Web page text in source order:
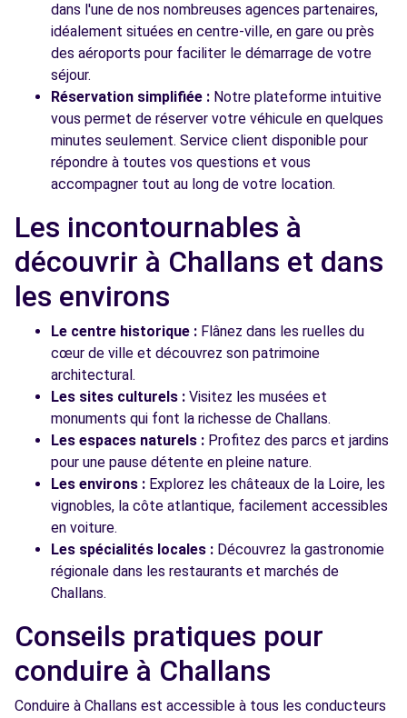
dans l'une de nos nombreuses agences partenaires,
idéalement situées en centre-ville, en gare ou près
des aéroports pour faciliter le démarrage de votre
séjour.
Réservation simplifiée : Notre plateforme intuitive
vous permet de réserver votre véhicule en quelques
minutes seulement. Service client disponible pour
répondre à toutes vos questions et vous
accompagner tout au long de votre location.
Les incontournables à
découvrir à Challans et dans
les environs
Le centre historique : Flânez dans les ruelles du
cœur de ville et découvrez son patrimoine
architectural.
Les sites culturels : Visitez les musées et
monuments qui font la richesse de Challans.
Les espaces naturels : Profitez des parcs et jardins
pour une pause détente en pleine nature.
Les environs : Explorez les châteaux de la Loire, les
vignobles, la côte atlantique, facilement accessibles
en voiture.
Les spécialités locales : Découvrez la gastronomie
régionale dans les restaurants et marchés de
Challans.
Conseils pratiques pour
conduire à Challans
Conduire à Challans est accessible à tous les conducteurs